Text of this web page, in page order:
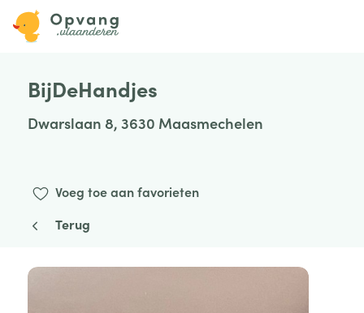
BijDeHandjes
Dwarslaan 8, 3630 Maasmechelen
Voeg toe aan favorieten
Terug